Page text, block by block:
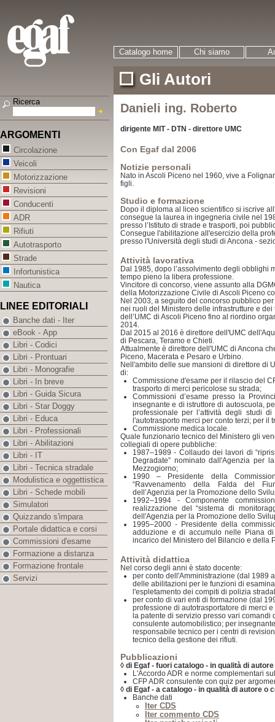
Catalogo home Chi siamo
Gli Autori
Danieli ing. Roberto
dirigente MIT - DTN - direttore UMC
Con Egaf dal 2006
Notizie personali
Nato in Ascoli Piceno nel 1960, vive a
figli.
Studio e formazione
Dopo il diploma al liceo scientifico si iscrive
consegue la laurea in ingegneria civile nel
presso l’Istituto di strade e trasporti, poi
Consegue l'abilitazione all'esercizio della
presso l'Università degli studi di Ancona -
Attività lavorativa
Dal 1985, dopo l’assolvimento degli obblighi
tempo pieno la libera professione.
Vincitore di concorso, viene assunto alla
della Motorizzazione Civile di Ascoli Piceno
Nel 2003, a seguito del concorso pubblico
nei ruoli del Ministero delle infrastrutture e
dell’UMC di Ascoli Piceno fino al riordino
2014.
Dal 2015 al 2016 è direttore dell'UMC
di Pescara, Teramo e Chieti.
Attualmente è direttore dell'UMC di Ancona
Piceno, Macerata e Pesaro e Urbino.
Nell'ambito delle sue mansioni di direttore di
di:
Commissione d'esame per il rilascio del
trasporto di merci pericolose su strada;
Commissioni d’esame presso la
insegnante e di istruttore di autoscuola,
professionale per l’attività degli studi
l'autotrasporto merci per conto terzi; per il
Commissione medica locale.
Quale funzionario tecnico del Ministero gli
collegiali di opere pubbliche:
1987–1989 - Collaudo dei lavori di
Degradate” nominato dall'Agenzia per
Mezzogiorno;
1990 – Presidente della
“Ravvenamento della Falda del
dell’Agenzia per la Promozione dello
1992–1994 - Componente
realizzazione del “sistema di
dell'Agenzia per la Promozione dello
1995–2000 - Presidente della
adduzione e di accumulo nelle Piana
incarico del Ministero del Bilancio e della
Attività didattica
Nel corso degli anni è stato docente:
per conto dell'Amministrazione (dal 1989
delle abilitazioni per le funzioni di
l'espletamento dei compiti di polizia
per conto di vari enti di formazione (dal
professione di autotrasportatore di merci
la patente di servizio presso vari
consulente automobilistico; per
responsabile tecnico per i centri di
tecnico della gestione dei rifiuti.
Pubblicazioni
◊ di Egaf - fuori catalogo - in qualità di
L'Accordo ADR e norme complementari
CFP ADR consulente con quiz per
◊ di Egaf - a catalogo - in qualità di autore o
Banche dati
Iter CDS
Iter commento CDS
Ricerca
ARGOMENTI
Circolazione
Veicoli
Motorizzazione
Revisioni
Conducenti
ADR
Rifiuti
Autotrasporto
Strade
Infortunistica
Nautica
LINEE EDITORIALI
Banche dati - Iter
eBook - App
Libri - Codici
Libri - Prontuari
Libri - Monografie
Libri - In breve
Libri - Guida Sicura
Libri - Star Doggy
Libri - Educa
Libri - Professionali
Libri - Abilitazioni
Libri - IT
Libri - Tecnica stradale
Modulistica e oggettistica
Libri - Schede mobili
Simulatori
Quizzando s'impara
Portale didattica e corsi
Commissioni d'esame
Formazione a distanza
Formazione frontale
Servizi